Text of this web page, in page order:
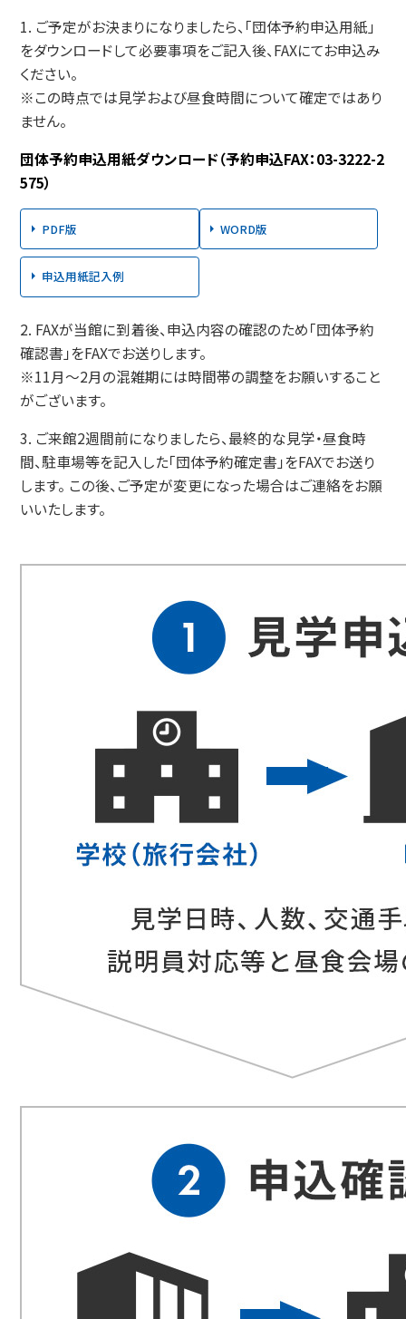
1. ご予定がお決まりになりましたら、「団体予約申込用紙」
をダウンロードして必要事項をご記入後、FAXにてお申込み
ください。
※この時点では見学および昼食時間について確定ではあり
ません。
団体予約申込用紙ダウンロード（予約申込FAX：03-3222-2
575）
PDF版 WORD版
申込用紙記入例
2. FAXが当館に到着後、申込内容の確認のため「団体予約
確認書」をFAXでお送りします。
※11月～2月の混雑期には時間帯の調整をお願いすること
がございます。
3. ご来館2週間前になりましたら、最終的な見学・昼食時
間、駐車場等を記入した「団体予約確定書」をFAXでお送り
します。 この後、ご予定が変更になった場合はご連絡をお願
いいたします。